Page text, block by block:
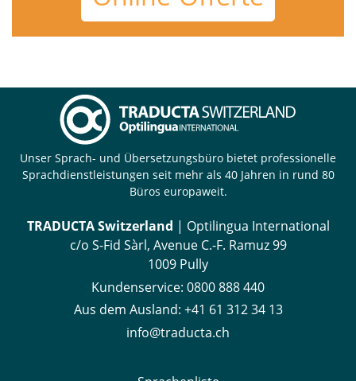
Unser Sprach- und Übersetzungsbüro bietet professionelle
Sprachdienstleistungen seit mehr als 40 Jahren in rund 80
Büros europaweit.
TRADUCTA Switzerland | Optilingua International
c/o S-Fid Sàrl, Avenue C.-F. Ramuz 99
1009 Pully
Kundenservice: 0800 888 440
Aus dem Ausland: +41 61 312 34 13
info@traducta.ch